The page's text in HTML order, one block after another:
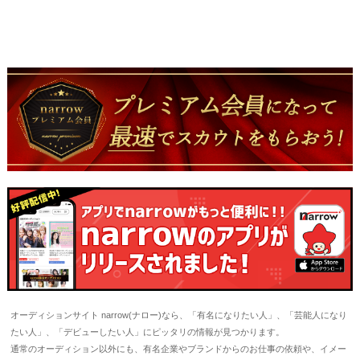
オーディションサイト narrow(ナロー)なら、「有名になりたい人」、「芸能人になり
たい人」、「デビューしたい人」にピッタリの情報が見つかります。
通常のオーディション以外にも、有名企業やブランドからのお仕事の依頼や、イメー